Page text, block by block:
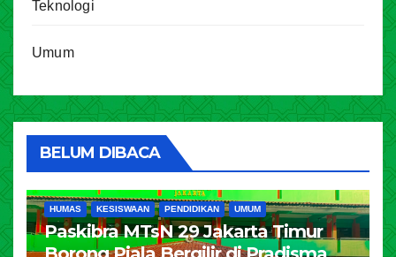
Teknologi
Umum
BELUM DIBACA
HUMAS KESISWAAN PENDIDIKAN UMUM
Paskibra MTsN 29 Jakarta Timur